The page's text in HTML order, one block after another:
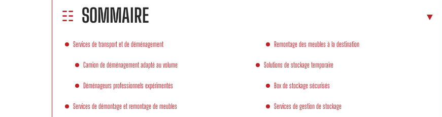
SOMMAIRE
Services de transport et de déménagement
Camion de déménagement adapté au volume
Déménageurs professionnels expérimentés
Services de démontage et remontage de meubles
Remontage des meubles à la destination
Solutions de stockage temporaire
Box de stockage sécurisés
Services de gestion de stockage